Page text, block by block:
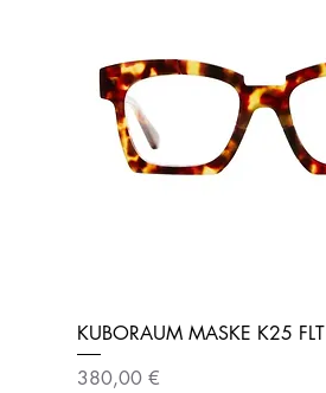
KUBORAUM MASKE K25 FLT
Prezzo
380,00 €